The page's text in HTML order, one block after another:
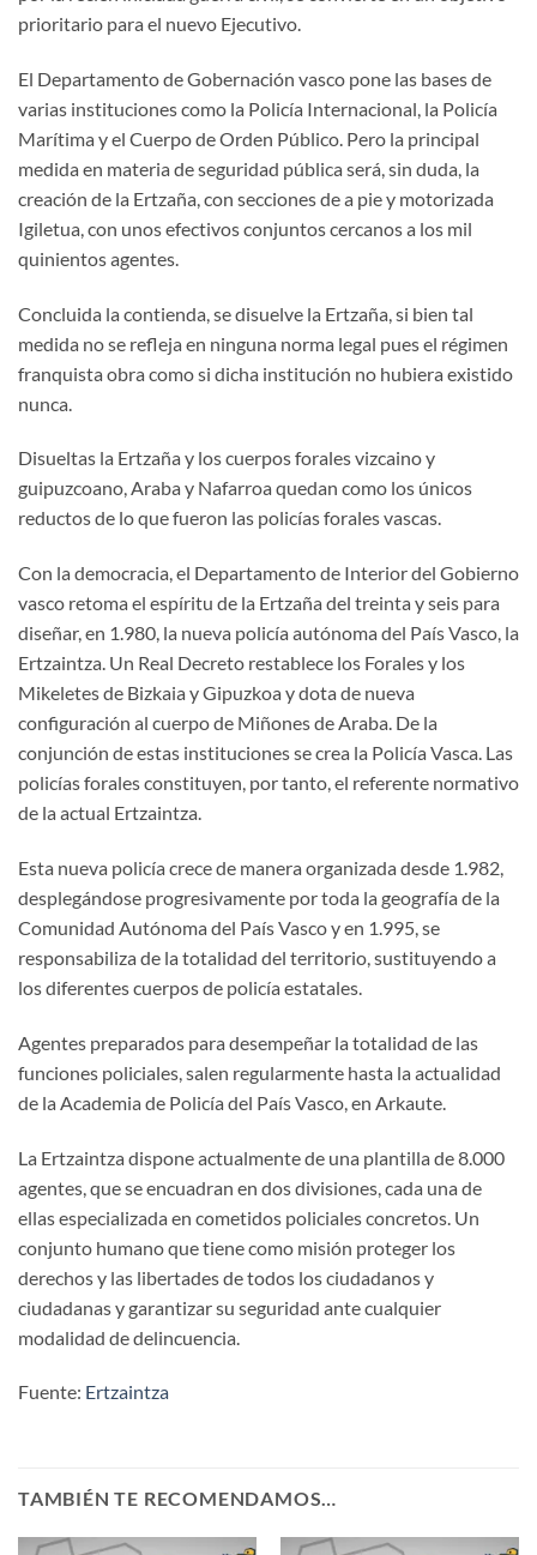
prioritario para el nuevo Ejecutivo.
El Departamento de Gobernación vasco pone las bases de
varias instituciones como la Policía Internacional, la Policía
Marítima y el Cuerpo de Orden Público. Pero la principal
medida en materia de seguridad pública será, sin duda, la
creación de la Ertzaña, con secciones de a pie y motorizada
Igiletua, con unos efectivos conjuntos cercanos a los mil
quinientos agentes.
Concluida la contienda, se disuelve la Ertzaña, si bien tal
medida no se refleja en ninguna norma legal pues el régimen
franquista obra como si dicha institución no hubiera existido
nunca.
Disueltas la Ertzaña y los cuerpos forales vizcaino y
guipuzcoano, Araba y Nafarroa quedan como los únicos
reductos de lo que fueron las policías forales vascas.
Con la democracia, el Departamento de Interior del Gobierno
vasco retoma el espíritu de la Ertzaña del treinta y seis para
diseñar, en 1.980, la nueva policía autónoma del País Vasco, la
Ertzaintza. Un Real Decreto restablece los Forales y los
Mikeletes de Bizkaia y Gipuzkoa y dota de nueva
configuración al cuerpo de Miñones de Araba. De la
conjunción de estas instituciones se crea la Policía Vasca. Las
policías forales constituyen, por tanto, el referente normativo
de la actual Ertzaintza.
Esta nueva policía crece de manera organizada desde 1.982,
desplegándose progresivamente por toda la geografía de la
Comunidad Autónoma del País Vasco y en 1.995, se
responsabiliza de la totalidad del territorio, sustituyendo a
los diferentes cuerpos de policía estatales.
Agentes preparados para desempeñar la totalidad de las
funciones policiales, salen regularmente hasta la actualidad
de la Academia de Policía del País Vasco, en Arkaute.
La Ertzaintza dispone actualmente de una plantilla de 8.000
agentes, que se encuadran en dos divisiones, cada una de
ellas especializada en cometidos policiales concretos. Un
conjunto humano que tiene como misión proteger los
derechos y las libertades de todos los ciudadanos y
ciudadanas y garantizar su seguridad ante cualquier
modalidad de delincuencia.
Fuente: Ertzaintza
TAMBIÉN TE RECOMENDAMOS…